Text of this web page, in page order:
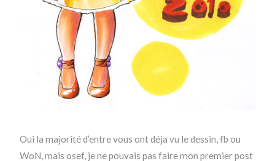
Oui la majorité d’entre vous ont déja vu le dessin, fb ou
WoN, mais osef, je ne pouvais pas faire mon premier post